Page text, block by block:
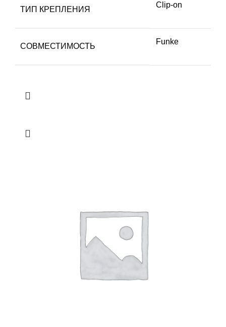
ТИП КРЕПЛЕНИЯ
Clip-on
СОВМЕСТИМОСТЬ
Funke